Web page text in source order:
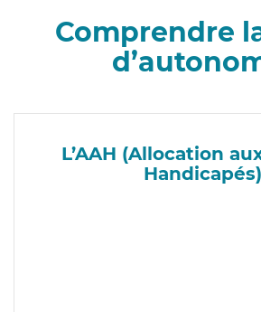
Comprendre
L’AAH (Allocation
Handicapés)